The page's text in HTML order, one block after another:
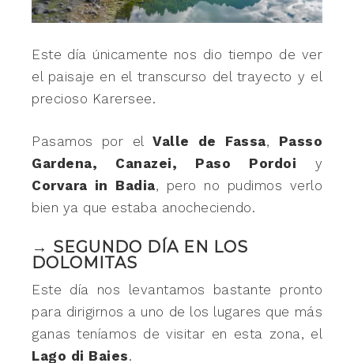
Este día únicamente nos dio tiempo de ver
el paisaje en el transcurso del trayecto y el
precioso Karersee.
Pasamos por el Valle de Fassa, Passo
Gardena, Canazei, Paso Pordoi y
Corvara in Badia, pero no pudimos verlo
bien ya que estaba anocheciendo.
→ SEGUNDO DÍA EN LOS
DOLOMITAS
Este día nos levantamos bastante pronto
para dirigirnos a uno de los lugares que más
ganas teníamos de visitar en esta zona, el
Lago di Baies.